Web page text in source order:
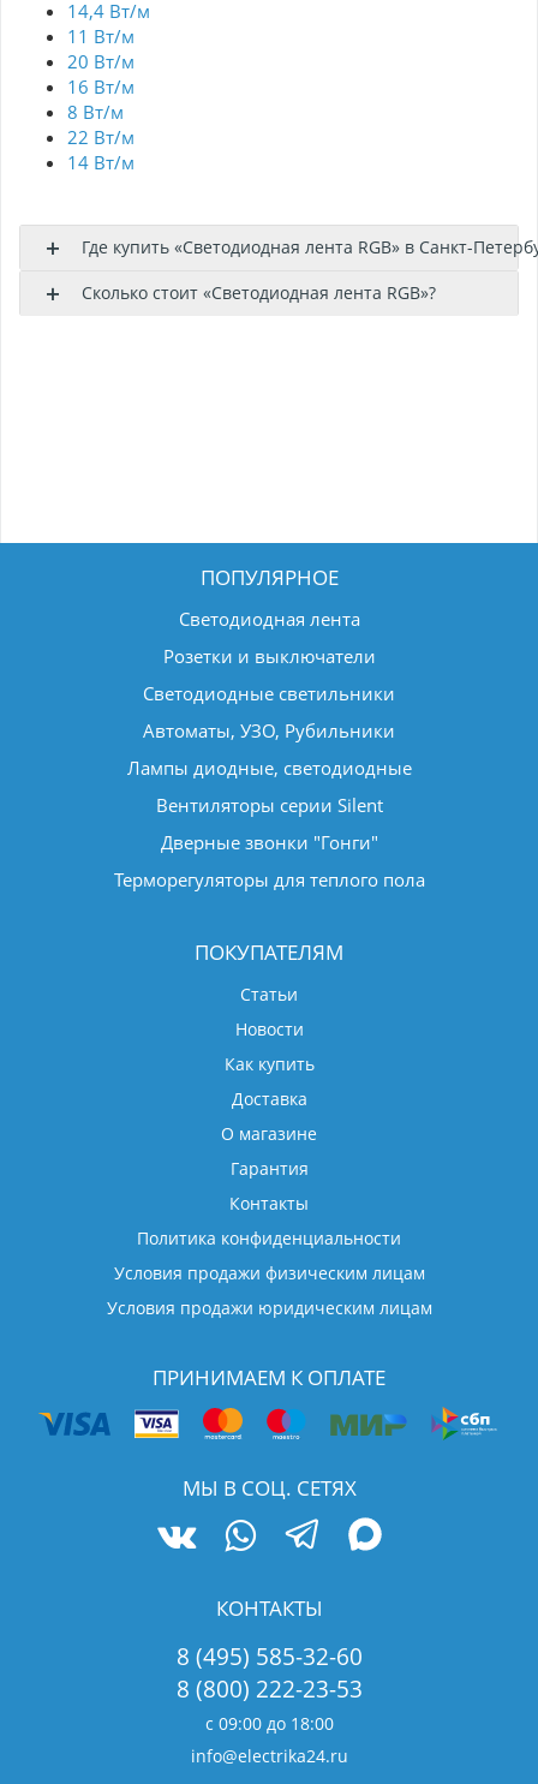
14,4 Вт/м
11 Вт/м
20 Вт/м
16 Вт/м
8 Вт/м
22 Вт/м
14 Вт/м
Где купить «Светодиодная лента RGB» в Санкт-
Сколько стоит «Светодиодная лента RGB»?
ПОПУЛЯРНОЕ
Светодиодная лента
Розетки и выключатели
Светодиодные светильники
Автоматы, УЗО, Рубильники
Лампы диодные, светодиодные
Вентиляторы серии Silent
Дверные звонки "Гонги"
Терморегуляторы для теплого пола
ПОКУПАТЕЛЯМ
Статьи
Новости
Как купить
Доставка
О магазине
Гарантия
Контакты
Политика конфиденциальности
Условия продажи физическим лицам
Условия продажи юридическим лицам
ПРИНИМАЕМ К ОПЛАТЕ
МЫ В СОЦ. СЕТЯХ
КОНТАКТЫ
8 (495) 585-32-60
8 (800) 222-23-53
с 09:00 до 18:00
info@electrika24.ru